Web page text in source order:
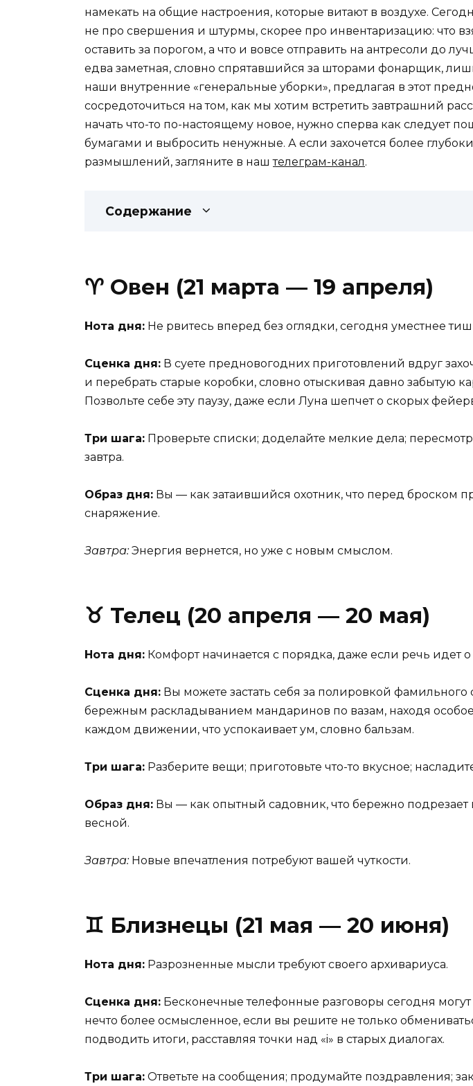
намекать на общие настроения, которые витают в воздухе.
не про свершения и штурмы, скорее про инвентаризацию: что
оставить за порогом, а что и вовсе отправить на антресоли до
едва заметная, словно спрятавшийся за шторами фонарщик,
наши внутренние «генеральные уборки», предлагая в этот
сосредоточиться на том, как мы хотим встретить завтрашний
начать что-то по-настоящему новое, нужно сперва как следует
бумагами и выбросить ненужные. А если захочется более
размышлений, загляните в наштелеграм-канал.
Содержание
♈ Овен (21 марта — 19 апреля)
Нота дня: Не рвитесь вперед без оглядки, сегодня уместнее
Сценка дня: В суете предновогодних приготовлений вдруг
и перебрать старые коробки, словно отыскивая давно забытую
Позвольте себе эту паузу, даже если Луна шепчет о скорых
Три шага: Проверьте списки; доделайте мелкие дела;
завтра.
Образ дня: Вы — как затаившийся охотник, что перед броском
снаряжение.
Завтра:Энергия вернется, но уже с новым смыслом.
♉ Телец (20 апреля — 20 мая)
Нота дня: Комфорт начинается с порядка, даже если речь идет
Сценка дня: Вы можете застать себя за полировкой фамильного
бережным раскладыванием мандаринов по вазам, находя
каждом движении, что успокаивает ум, словно бальзам.
Три шага: Разберите вещи; приготовьте что-то вкусное;
Образ дня: Вы — как опытный садовник, что бережно подрезает
весной.
Завтра:Новые впечатления потребуют вашей чуткости.
♊ Близнецы (21 мая — 20 июня)
Нота дня: Разрозненные мысли требуют своего архивариуса.
Сценка дня: Бесконечные телефонные разговоры сегодня могут
нечто более осмысленное, если вы решите не только
подводить итоги, расставляя точки над «i» в старых диалогах.
Три шага: Ответьте на сообщения; продумайте поздравления;